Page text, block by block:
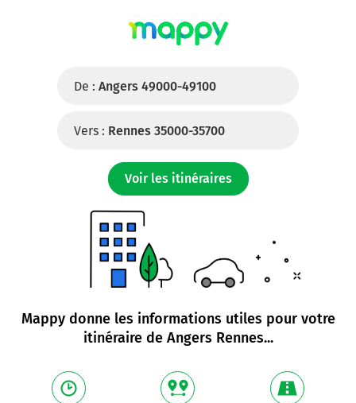
De : Angers 49000-49100
Vers : Rennes 35000-35700
Voir les itinéraires
Mappy donne les informations utiles pour votre
itinéraire de Angers Rennes...